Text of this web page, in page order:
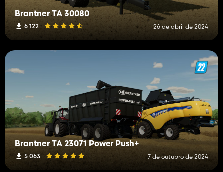
Brantner TA 30080
6 122 26 de abril de 2024
Brantner TA 23071 Power Push+
5 063 7 de outubro de 2024